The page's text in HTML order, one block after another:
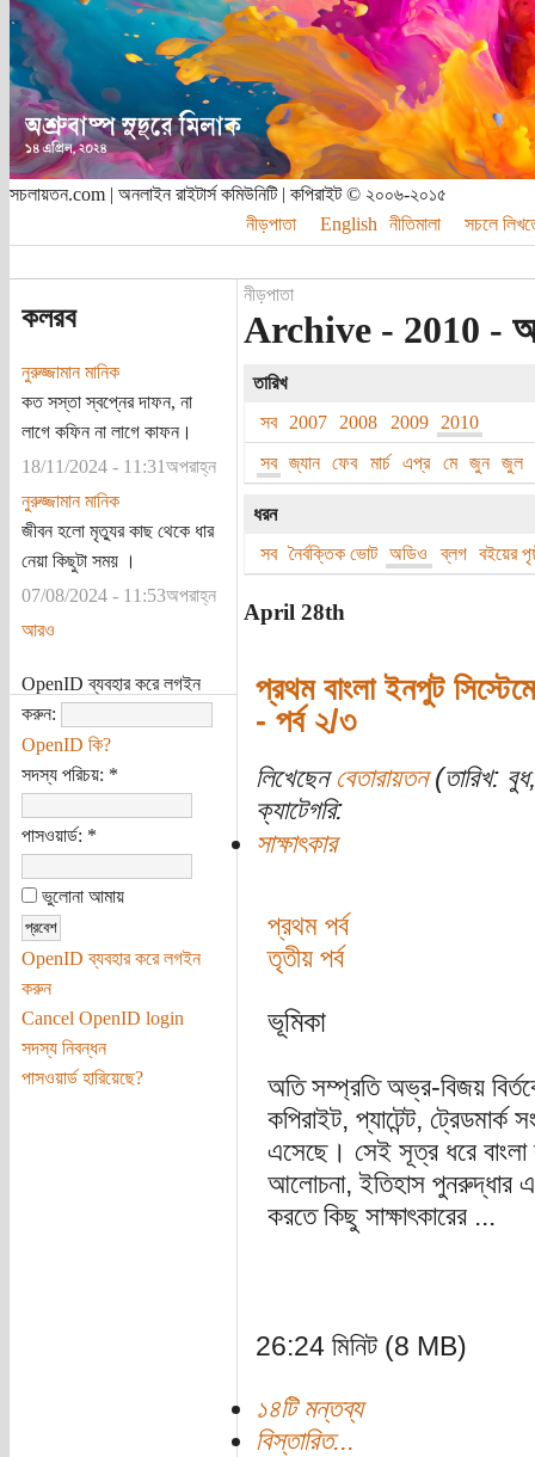
সচলায়তন.com | অনলাইন রাইটার্স কমিউনিটি | কপিরাইট © ২০০৬-২০১৫
নীড়পাতা
English নীতিমালা সচলে
কলরব
নুরুজ্জামান মানিক
কত সস্তা স্বপ্নের দাফন, না
লাগে কফিন না লাগে কাফন।
18/11/2024 - 11:31অপরাহ্ন
নুরুজ্জামান মানিক
জীবন হলো মৃত্যুর কাছ থেকে ধার
নেয়া কিছুটা সময় ।
07/08/2024 - 11:53অপরাহ্ন
আরও
OpenID ব্যবহার করে লগইন
করুন:
OpenID কি?
সদস্য পরিচয়: *
পাসওয়ার্ড: *
ভুলোনা আমায়
OpenID ব্যবহার করে লগইন
করুন
Cancel OpenID login
সদস্য নিবন্ধন
পাসওয়ার্ড হারিয়েছে?
নীড়পাতা
Archive - 2010 -
তারিখ
সব
2007 2008 2009
2010
সব
জ্যান ফেব মার্চ এপ্র মে জুন জুল
ধরন
সব
নৈর্বক্তিক ভোট অডিও ব্লগ বইয়ের
April 28th
প্রথম বাংলা ইনপুট
- পর্ব ২/৩
লিখেছেন বেতারায়তন(তারিখ:
ক্যাটেগরি:
সাক্ষাৎকার
প্রথম পর্ব
তৃতীয় পর্ব
ভূমিকা
অতি সম্প্রতি অভ্র-বিজয়
কপিরাইট, প্যাটেন্ট, ট্রেডমার্ক
এসেছে। সেই সূত্র ধরে বাংলা
আলোচনা, ইতিহাস পুনরুদ্ধার
করতে কিছু সাক্ষাৎকারের ...
26:24 মিনিট (8 MB)
১৪টি মন্তব্য
বিস্তারিত...